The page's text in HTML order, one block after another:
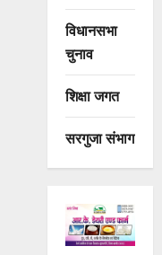
विधानसभा
चुनाव
शिक्षा जगत
सरगुजा संभाग